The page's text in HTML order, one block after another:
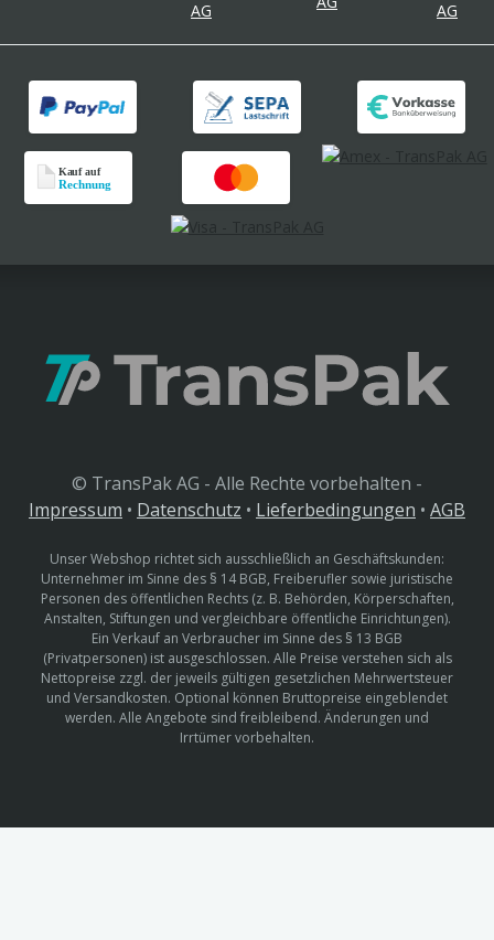
© TransPak AG - Alle Rechte vorbehalten -
Impressum • Datenschutz • Lieferbedingungen • AGB
Unser Webshop richtet sich ausschließlich an Geschäftskunden:
Unternehmer im Sinne des § 14 BGB, Freiberufler sowie juristische
Personen des öffentlichen Rechts (z. B. Behörden, Körperschaften,
Anstalten, Stiftungen und vergleichbare öffentliche Einrichtungen).
Ein Verkauf an Verbraucher im Sinne des § 13 BGB
(Privatpersonen) ist ausgeschlossen. Alle Preise verstehen sich als
Nettopreise zzgl. der jeweils gültigen gesetzlichen Mehrwertsteuer
und Versandkosten. Optional können Bruttopreise eingeblendet
werden. Alle Angebote sind freibleibend. Änderungen und
Irrtümer vorbehalten.